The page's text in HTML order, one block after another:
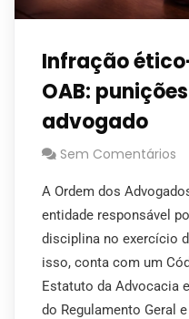
Infração
OAB:
advogado
Sem Comentários
A Ordem dos
entidade responsável
disciplina no exercício
isso, conta com um
Estatuto da Advocacia
do Regulamento Geral